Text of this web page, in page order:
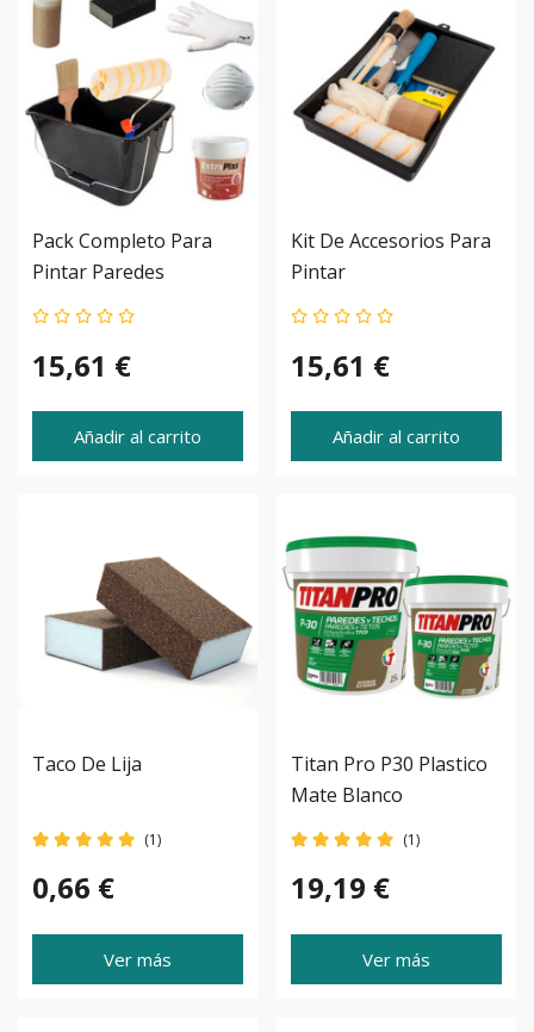
Pack Completo Para
Pintar Paredes
15,61 €
Añadir al carrito
Kit De Accesorios Para
Pintar
15,61 €
Añadir al carrito
Taco De Lija
(1)
0,66 €
Ver más
Titan Pro P30 Plastico
Mate Blanco
(1)
19,19 €
Ver más